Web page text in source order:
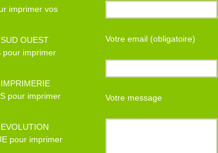
imprimer vos
OUEST
pour imprimer
pour imprimer
pour imprimer
Votre email (obligatoire)
Votre message